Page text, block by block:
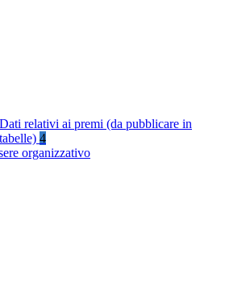
Dati relativi ai premi (da pubblicare in
tabelle) 4
organizzativo